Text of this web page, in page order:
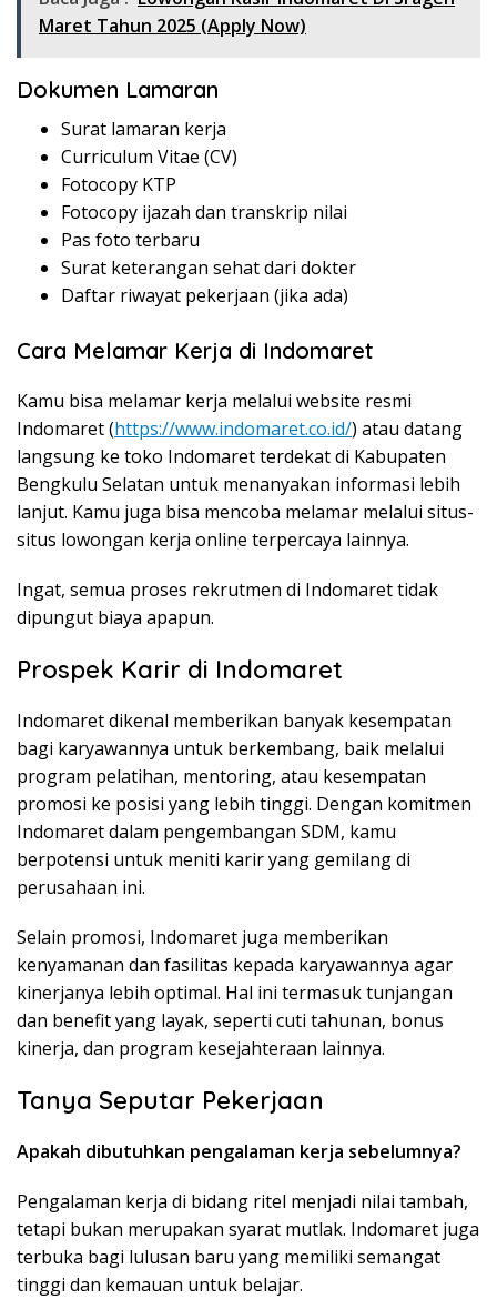
Maret Tahun 2025 (Apply Now)
Dokumen Lamaran
Surat lamaran kerja
Curriculum Vitae (CV)
Fotocopy KTP
Fotocopy ijazah dan transkrip nilai
Pas foto terbaru
Surat keterangan sehat dari dokter
Daftar riwayat pekerjaan (jika ada)
Cara Melamar Kerja di Indomaret
Kamu bisa melamar kerja melalui website resmi
Indomaret (https://www.indomaret.co.id/) atau datang
langsung ke toko Indomaret terdekat di Kabupaten
Bengkulu Selatan untuk menanyakan informasi lebih
lanjut. Kamu juga bisa mencoba melamar melalui situs-
situs lowongan kerja online terpercaya lainnya.
Ingat, semua proses rekrutmen di Indomaret tidak
dipungut biaya apapun.
Prospek Karir di Indomaret
Indomaret dikenal memberikan banyak kesempatan
bagi karyawannya untuk berkembang, baik melalui
program pelatihan, mentoring, atau kesempatan
promosi ke posisi yang lebih tinggi. Dengan komitmen
Indomaret dalam pengembangan SDM, kamu
berpotensi untuk meniti karir yang gemilang di
perusahaan ini.
Selain promosi, Indomaret juga memberikan
kenyamanan dan fasilitas kepada karyawannya agar
kinerjanya lebih optimal. Hal ini termasuk tunjangan
dan benefit yang layak, seperti cuti tahunan, bonus
kinerja, dan program kesejahteraan lainnya.
Tanya Seputar Pekerjaan
Apakah dibutuhkan pengalaman kerja sebelumnya?
Pengalaman kerja di bidang ritel menjadi nilai tambah,
tetapi bukan merupakan syarat mutlak. Indomaret juga
terbuka bagi lulusan baru yang memiliki semangat
tinggi dan kemauan untuk belajar.